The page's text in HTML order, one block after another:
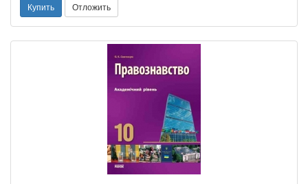
Купить Отложить